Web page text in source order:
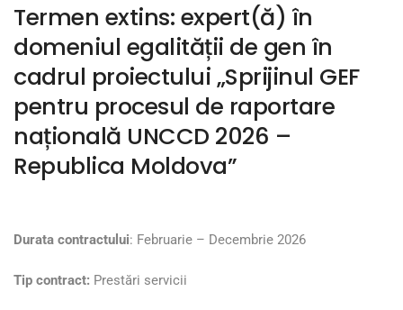
Termen extins: expert(ă) în
domeniul egalității de gen în
cadrul proiectului „Sprijinul GEF
pentru procesul de raportare
națională UNCCD 2026 –
Republica Moldova”
Durata contractului: Februarie – Decembrie 2026
Tip contract: Prestări servicii